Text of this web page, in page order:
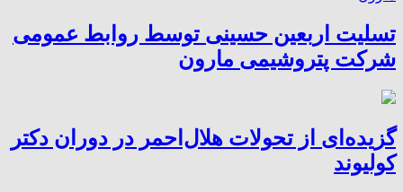
تسلیت اربعین حسینی توسط روابط عمومی
شرکت پتروشیمی مارون
گزیده‌ای از تحولات هلال‌احمر در دوران دکتر
کولیوند